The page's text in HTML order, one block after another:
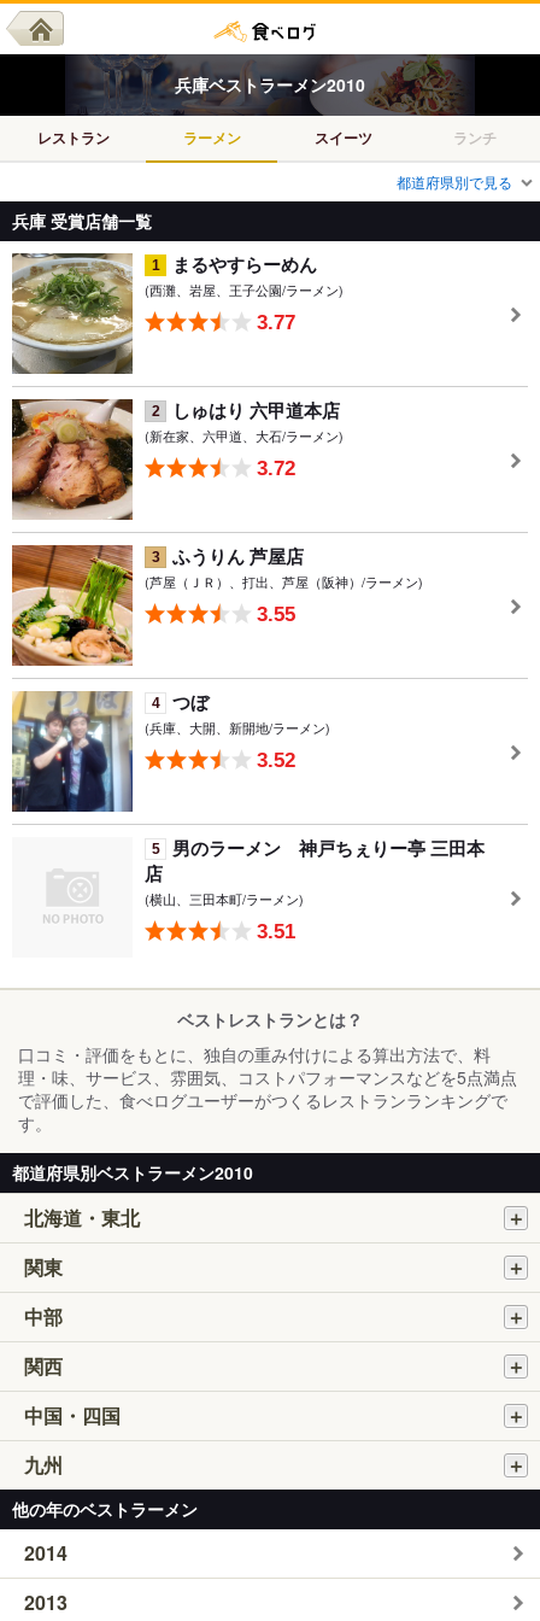
兵庫ベストラーメン2010
レストラン ラーメン スイーツ ランチ
都道府県別で見る
兵庫 受賞店舗一覧
1 まるやすらーめん
(西灘、岩屋、王子公園/ラーメン)
3.77
2 しゅはり 六甲道本店
(新在家、六甲道、大石/ラーメン)
3.72
3 ふうりん 芦屋店
(芦屋（ＪＲ）、打出、芦屋（阪神）/ラーメン)
3.55
4 つぼ
(兵庫、大開、新開地/ラーメン)
3.52
5
男のラーメン 神戸ちぇりー亭 三田本
店
(横山、三田本町/ラーメン)
3.51
ベストレストランとは？
口コミ・評価をもとに、独自の重み付けによる算出方法で、料
理・味、サービス、雰囲気、コストパフォーマンスなどを5点満点
で評価した、食べログユーザーがつくるレストランランキングで
す。
都道府県別ベストラーメン2010
北海道・東北
関東
中部
関西
中国・四国
九州
他の年のベストラーメン
2014
2013